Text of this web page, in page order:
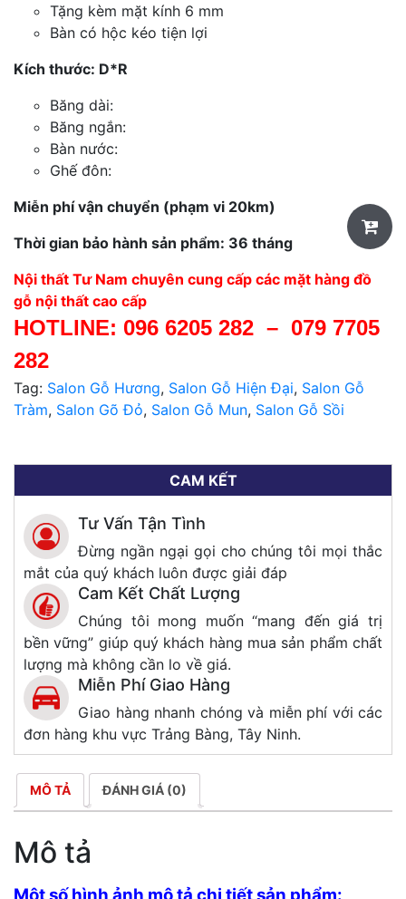
Tặng kèm mặt kính 6 mm
Bàn có hộc kéo tiện lợi
Kích thước: D*R
Băng dài:
Băng ngắn:
Bàn nước:
Ghế đôn:
Miễn phí vận chuyển (phạm vi 20km)
Thời gian bảo hành sản phẩm: 36 tháng
Nội thất Tư Nam chuyên cung cấp các mặt hàng đồ
gỗ nội thất cao cấp
HOTLINE: 096 6205 282 – 079 7705
282
Tag: Salon Gỗ Hương, Salon Gỗ Hiện Đại, Salon Gỗ
Tràm, Salon Gõ Đỏ, Salon Gỗ Mun, Salon Gỗ Sồi
CAM KẾT
Tư Vấn Tận Tình
Đừng ngần ngại gọi cho chúng tôi mọi thắc
mắt của quý khách luôn được giải đáp
Cam Kết Chất Lượng
Chúng tôi mong muốn “mang đến giá trị
bền vững” giúp quý khách hàng mua sản phẩm chất
lượng mà không cần lo về giá.
Miễn Phí Giao Hàng
Giao hàng nhanh chóng và miễn phí với các
đơn hàng khu vực Trảng Bàng, Tây Ninh.
MÔ TẢ ĐÁNH GIÁ (0)
Mô tả